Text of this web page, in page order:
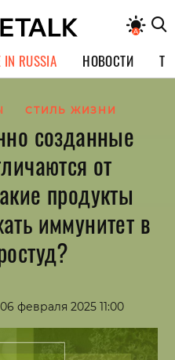
IN RUSSIA НОВОСТИ
СТИЛЬ ЖИЗНИ
созданные
от
продукты
иммунитет в
06 февраля 2025 11:00